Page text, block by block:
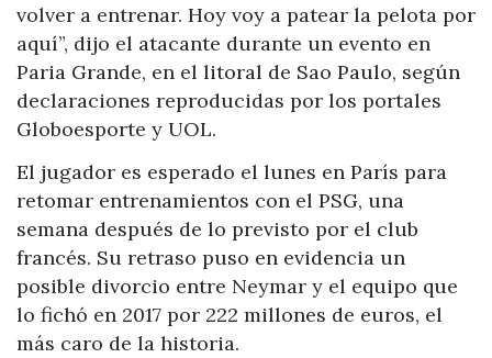
volver a entrenar. Hoy voy a patear la pelota por
aquí”, dijo el atacante durante un evento en
Paria Grande, en el litoral de Sao Paulo, según
declaraciones reproducidas por los portales
Globoesporte y UOL.
El jugador es esperado el lunes en París para
retomar entrenamientos con el PSG, una
semana después de lo previsto por el club
francés. Su retraso puso en evidencia un
posible divorcio entre Neymar y el equipo que
lo fichó en 2017 por 222 millones de euros, el
más caro de la historia.